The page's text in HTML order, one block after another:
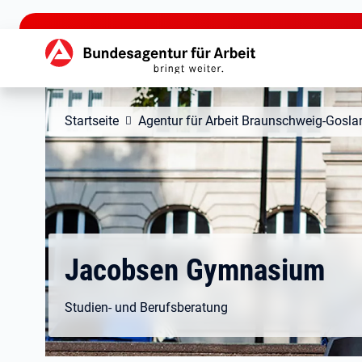
zu den Hauptinhalten springen
Hauptnavigation
Startseite Agentur für Arbeit Braunschweig-Goslar
Jacobsen Gymnasium
Studien- und Berufsberatung